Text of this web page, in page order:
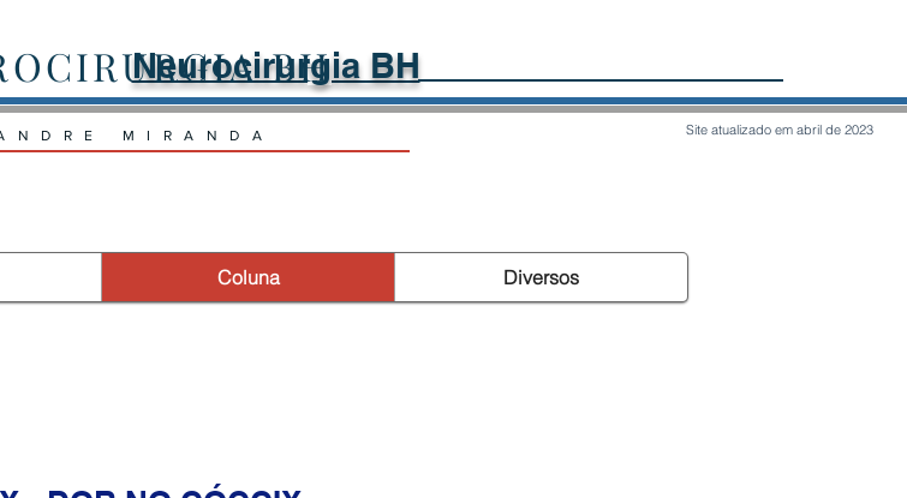
Neurocirurgia BH​
BH
MIRANDA Site atualizado em abril de 2023
Alexandre
Miranda
Coluna Diversos